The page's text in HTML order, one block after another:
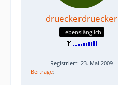
drueckerdruecker
Lebenslänglich
Registriert: 23. Mai 2009
Beiträge